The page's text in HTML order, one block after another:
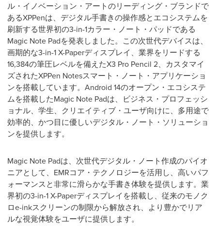
ル・イノベーション・アートのリーディング・ブランドで
あるXPPenは、デジタル手書きの操作感とエコシステムを
刷新する世界初の3-in-1カラー・ノート・パッドである
Magic Note Padを発表しました。この次世代デバイスは、
画期的な3-in-1 X-Paperディスプレイ、業界をリードする
16,384の筆圧レベルを備えたX3 Pro Pencil 2、カスタマイ
ズされたXPPen Notesスマート・ノート・アプリケーショ
ンを搭載しています。 Android 14のオープン・エコシステ
ムを搭載したMagic Note Padは、ビジネス・プロフェッシ
ョナル、学生、クリエイティブ・ユーザ向けに、多用途で
効率的、かつ目に優しいデジタル・ノート・ソリューショ
ンを提供します。
Magic Note Padは、次世代デジタル・ノート作成のパイオ
ニアとして、 EMRコア・テクノロジーを活用し、高いパフ
ォーマンスと非常に滑らかな手書き体験を提供します。業
界初の3-in-1 X-Paperディスプレイを搭載し、従来のモノク
ロe-inkスクリーンの制限から解放され、より豊かでリア
ルな視覚体験をユーザに提供します。